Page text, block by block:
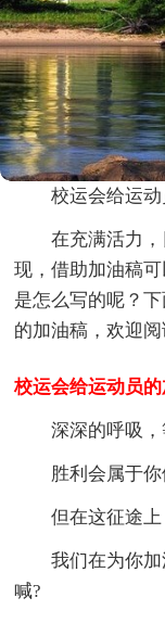
校运会给运
在充满活力
现，借助加油稿
是怎么写的呢？
的加油稿，欢迎阅
校运会给运动员
深深的呼吸，
胜利会属于你
但在这征途上
我们在为你
喊?